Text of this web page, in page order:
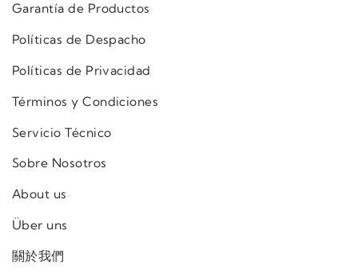
Garantía de Productos
Políticas de Despacho
Políticas de Privacidad
Términos y Condiciones
Servicio Técnico
Sobre Nosotros
About us
Über uns
關於我們